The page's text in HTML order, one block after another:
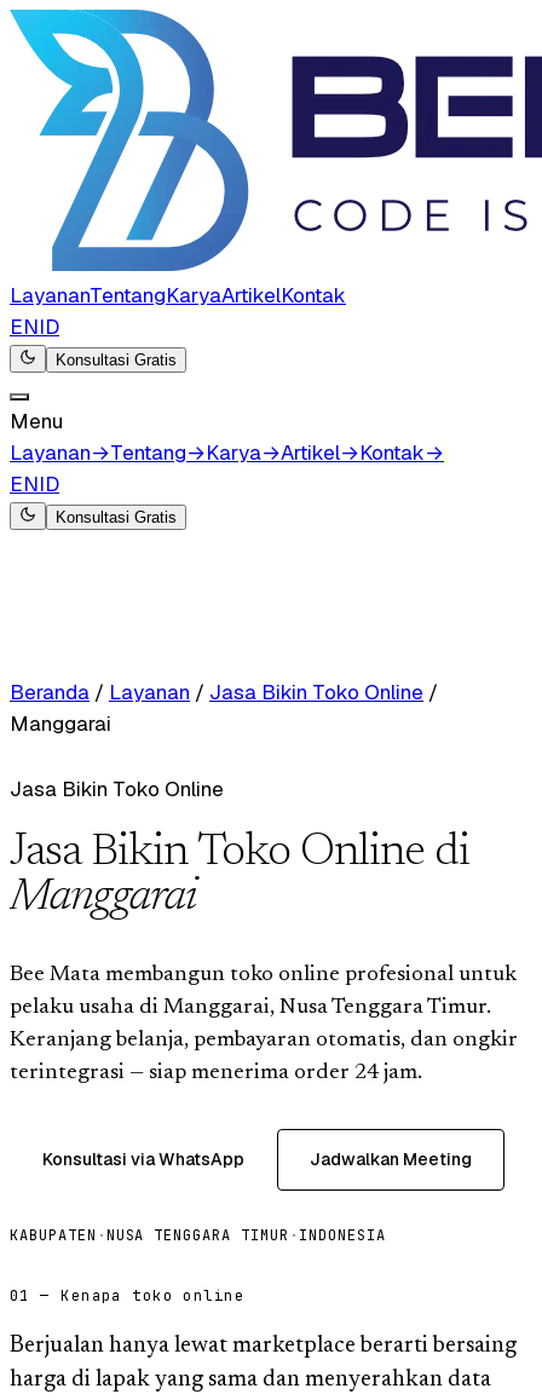
LayananTentangKaryaArtikelKontak
ENID
Konsultasi Gratis
Menu
Layanan→Tentang→Karya→Artikel→Kontak→
ENID
Konsultasi Gratis
Beranda / Layanan / Jasa Bikin Toko Online /
Manggarai
Jasa Bikin Toko Online
Jasa Bikin Toko Online di
Manggarai
Bee Mata membangun toko online profesional untuk
pelaku usaha di Manggarai, Nusa Tenggara Timur.
Keranjang belanja, pembayaran otomatis, dan ongkir
terintegrasi — siap menerima order 24 jam.
Konsultasi via WhatsApp Jadwalkan Meeting
KABUPATEN ·NUSA TENGGARA TIMUR · INDONESIA
01 — Kenapa toko online
Berjualan hanya lewat marketplace berarti bersaing
harga di lapak yang sama dan menyerahkan data